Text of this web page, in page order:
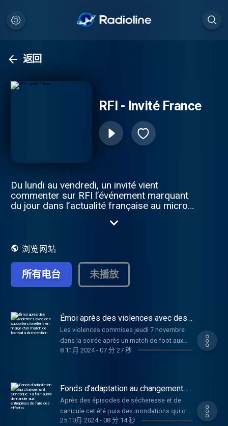
返回
RFI - Invité France
Du lundi au vendredi, un invité vient
commenter sur RFI l’événement marquant
du jour dans l’actualité française au micro
journée. Retrouvez les sujets traités par
http://savoirs.rfi.fr/
浏览网站
所有电台 未播放
Émoi après des violences avec des
supporters israéliens en marge d'un
match de football à Amsterdam
Les violences commises jeudi 7 novembre
dans la soirée après un match de foot aux
Pays-Bas font beaucoup réagir. Les
contre des supporters du Maccabi Tel-Aviv
en marge du match contre l'Ajax Amsterdam.
Benyamin Netanyahu, le Premier ministre
israélien, a aussitôt annoncé l'envoi d'avions
8 11月 2024- 07 分 27 秒
Fonds d’adaptation au changement
climatique: «Il faut aussi demander
aux entreprises de faire des efforts»
Après des épisodes de sécheresse et de
canicule cet été puis des inondations qui ont
entraîné d'importants dégâts en France,
25 10月 2024- 08 分 14 秒